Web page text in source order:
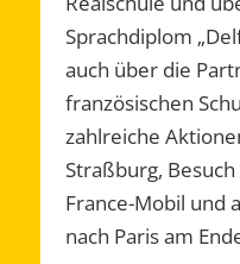
Sprachdiplom
auch über die
französischen
zahlreiche
Straßburg, Besuch
France-Mobil und
nach Paris am